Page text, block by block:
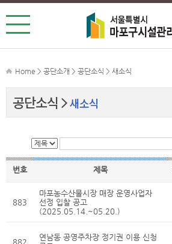
Home > 공단소개 > 공단소식 > 새소식
공단소식 새소식
번호 제목
883
마포농수산물시장 매장 운영사업자
선정 입찰 공고
(2025.05.14.~05.20.)
882
연남동 공영주차장 정기권 이용 신청